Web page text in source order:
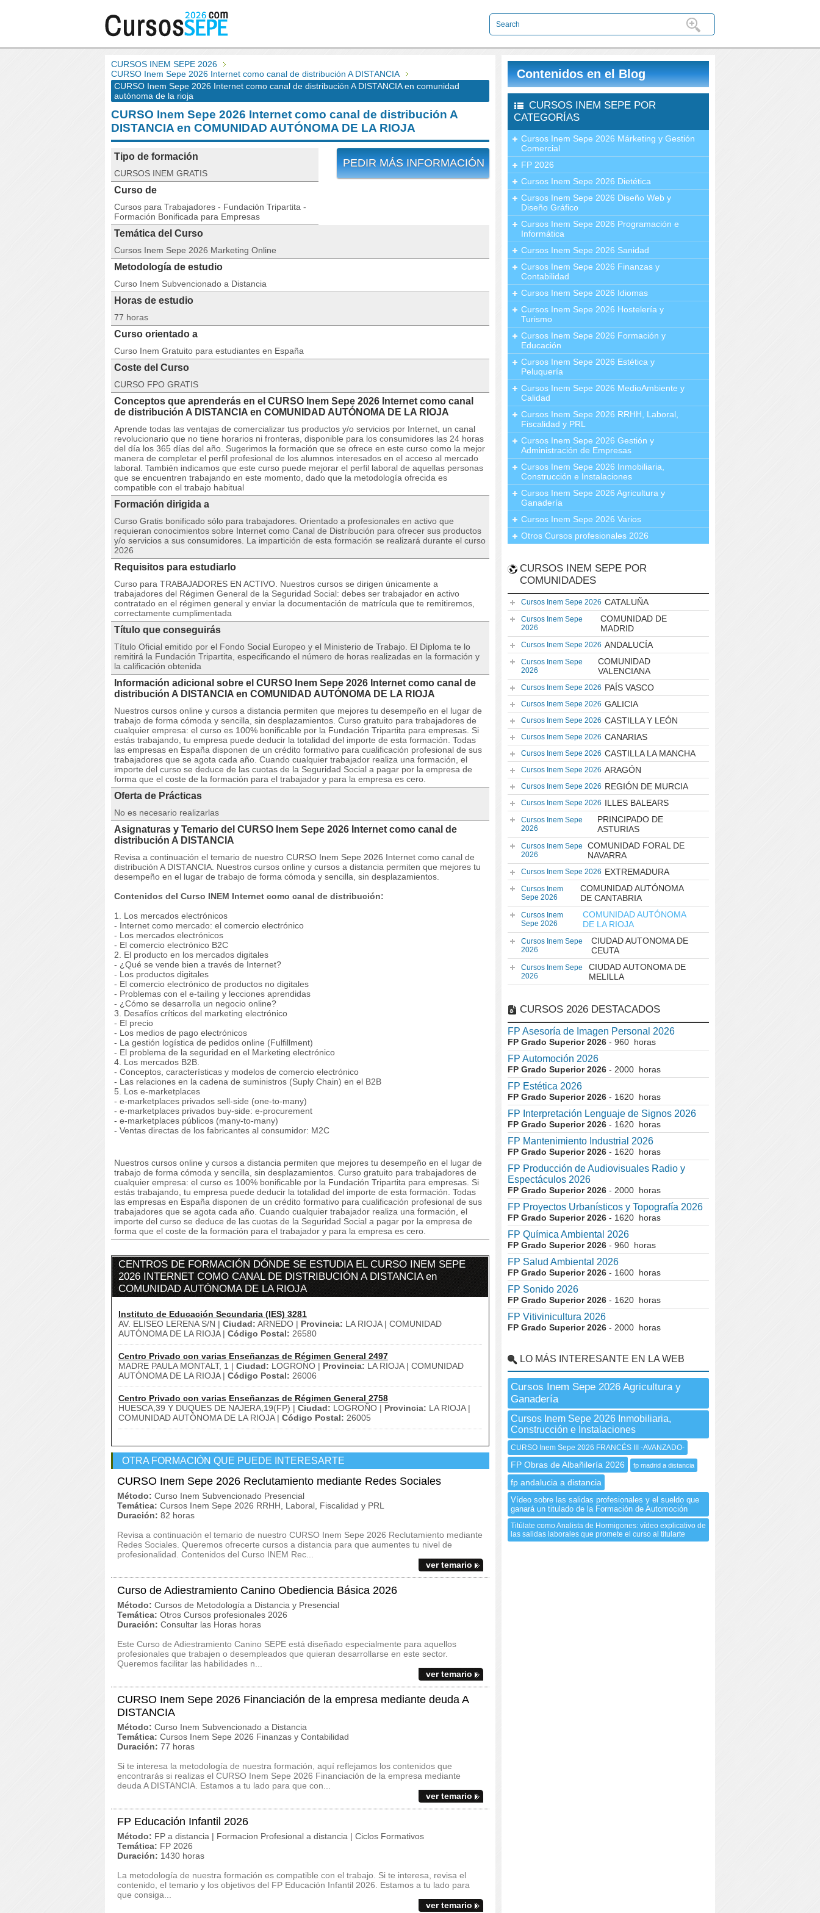
CURSOS INEM SEPE 2026
CURSO Inem Sepe 2026 Internet como canal de distribución A DISTANCIA
CURSO Inem Sepe 2026 Internet como canal de distribución A DISTANCIA en comunidad
autónoma de la rioja
CURSO Inem Sepe 2026 Internet como canal de distribución A
DISTANCIA en COMUNIDAD AUTÓNOMA DE LA RIOJA
PEDIR MÁS INFORMACIÓN
Tipo de formación
CURSOS INEM GRATIS
Curso de
Cursos para Trabajadores - Fundación Tripartita -
Formación Bonificada para Empresas
Temática del Curso
Cursos Inem Sepe 2026 Marketing Online
Metodología de estudio
Curso Inem Subvencionado a Distancia
Horas de estudio
77 horas
Curso orientado a
Curso Inem Gratuito para estudiantes en España
Coste del Curso
CURSO FPO GRATIS
Conceptos que aprenderás en el CURSO Inem Sepe 2026 Internet como canal
de distribución A DISTANCIA en COMUNIDAD AUTÓNOMA DE LA RIOJA
Aprende todas las ventajas de comercializar tus productos y/o servicios por Internet, un canal
revolucionario que no tiene horarios ni fronteras, disponible para los consumidores las 24 horas
del día los 365 días del año. Sugerimos la formación que se ofrece en este curso como la mejor
manera de completar el perfil profesional de los alumnos interesados en el acceso al mercado
laboral. También indicamos que este curso puede mejorar el perfil laboral de aquellas personas
que se encuentren trabajando en este momento, dado que la metodología ofrecida es
compatible con el trabajo habitual
Formación dirigida a
Curso Gratis bonificado sólo para trabajadores. Orientado a profesionales en activo que
requieran conocimientos sobre Internet como Canal de Distribución para ofrecer sus productos
y/o servicios a sus consumidores. La impartición de esta formación se realizará durante el curso
2026
Requisitos para estudiarlo
Curso para TRABAJADORES EN ACTIVO. Nuestros cursos se dirigen únicamente a
trabajadores del Régimen General de la Seguridad Social: debes ser trabajador en activo
contratado en el régimen general y enviar la documentación de matrícula que te remitiremos,
correctamente cumplimentada
Título que conseguirás
Título Oficial emitido por el Fondo Social Europeo y el Ministerio de Trabajo. El Diploma te lo
remitirá la Fundación Tripartita, especificando el número de horas realizadas en la formación y
la calificación obtenida
Información adicional sobre el CURSO Inem Sepe 2026 Internet como canal de
distribución A DISTANCIA en COMUNIDAD AUTÓNOMA DE LA RIOJA
Nuestros cursos online y cursos a distancia permiten que mejores tu desempeño en el lugar de
trabajo de forma cómoda y sencilla, sin desplazamientos. Curso gratuito para trabajadores de
cualquier empresa: el curso es 100% bonificable por la Fundación Tripartita para empresas. Si
estás trabajando, tu empresa puede deducir la totalidad del importe de esta formación. Todas
las empresas en España disponen de un crédito formativo para cualificación profesional de sus
trabajadores que se agota cada año. Cuando cualquier trabajador realiza una formación, el
importe del curso se deduce de las cuotas de la Seguridad Social a pagar por la empresa de
forma que el coste de la formación para el trabajador y para la empresa es cero.
Oferta de Prácticas
No es necesario realizarlas
Asignaturas y Temario del CURSO Inem Sepe 2026 Internet como canal de
distribución A DISTANCIA
Revisa a continuación el temario de nuestro CURSO Inem Sepe 2026 Internet como canal de
distribución A DISTANCIA. Nuestros cursos online y cursos a distancia permiten que mejores tu
desempeño en el lugar de trabajo de forma cómoda y sencilla, sin desplazamientos.
Contenidos del Curso INEM Internet como canal de distribución:
1. Los mercados electrónicos
- Internet como mercado: el comercio electrónico
- Los mercados electrónicos
- El comercio electrónico B2C
2. El producto en los mercados digitales
- ¿Qué se vende bien a través de Internet?
- Los productos digitales
- El comercio electrónico de productos no digitales
- Problemas con el e-tailing y lecciones aprendidas
- ¿Cómo se desarrolla un negocio online?
3. Desafíos críticos del marketing electrónico
- El precio
- Los medios de pago electrónicos
- La gestión logística de pedidos online (Fulfillment)
- El problema de la seguridad en el Marketing electrónico
4. Los mercados B2B.
- Conceptos, características y modelos de comercio electrónico
- Las relaciones en la cadena de suministros (Suply Chain) en el B2B
5. Los e-marketplaces
- e-marketplaces privados sell-side (one-to-many)
- e-marketplaces privados buy-side: e-procurement
- e-marketplaces públicos (many-to-many)
- Ventas directas de los fabricantes al consumidor: M2C
Nuestros cursos online y cursos a distancia permiten que mejores tu desempeño en el lugar de
trabajo de forma cómoda y sencilla, sin desplazamientos. Curso gratuito para trabajadores de
cualquier empresa: el curso es 100% bonificable por la Fundación Tripartita para empresas. Si
estás trabajando, tu empresa puede deducir la totalidad del importe de esta formación. Todas
las empresas en España disponen de un crédito formativo para cualificación profesional de sus
trabajadores que se agota cada año. Cuando cualquier trabajador realiza una formación, el
importe del curso se deduce de las cuotas de la Seguridad Social a pagar por la empresa de
forma que el coste de la formación para el trabajador y para la empresa es cero.
CENTROS DE FORMACIÓN DÓNDE SE ESTUDIA EL CURSO INEM SEPE
2026 INTERNET COMO CANAL DE DISTRIBUCIÓN A DISTANCIA en
COMUNIDAD AUTÓNOMA DE LA RIOJA
Instituto de Educación Secundaria (IES) 3281
AV. ELISEO LERENA S/N | Ciudad: ARNEDO | Provincia: LA RIOJA | COMUNIDAD
AUTÓNOMA DE LA RIOJA | Código Postal: 26580
Centro Privado con varias Enseñanzas de Régimen General 2497
MADRE PAULA MONTALT, 1 | Ciudad: LOGROÑO | Provincia: LA RIOJA | COMUNIDAD
AUTÓNOMA DE LA RIOJA | Código Postal: 26006
Centro Privado con varias Enseñanzas de Régimen General 2758
HUESCA,39 Y DUQUES DE NAJERA,19(FP) | Ciudad: LOGROÑO | Provincia: LA RIOJA |
COMUNIDAD AUTÓNOMA DE LA RIOJA | Código Postal: 26005
OTRA FORMACIÓN QUE PUEDE INTERESARTE
CURSO Inem Sepe 2026 Reclutamiento mediante Redes Sociales
Método: Curso Inem Subvencionado Presencial
Temática: Cursos Inem Sepe 2026 RRHH, Laboral, Fiscalidad y PRL
Duración: 82 horas
Revisa a continuación el temario de nuestro CURSO Inem Sepe 2026 Reclutamiento mediante
Redes Sociales. Queremos ofrecerte cursos a distancia para que aumentes tu nivel de
profesionalidad. Contenidos del Curso INEM Rec...
ver temario
Curso de Adiestramiento Canino Obediencia Básica 2026
Método: Cursos de Metodología a Distancia y Presencial
Temática: Otros Cursos profesionales 2026
Duración: Consultar las Horas horas
Este Curso de Adiestramiento Canino SEPE está diseñado especialmente para aquellos
profesionales que trabajen o desempleados que quieran desarrollarse en este sector.
Queremos facilitar las habilidades n...
ver temario
CURSO Inem Sepe 2026 Financiación de la empresa mediante deuda A
DISTANCIA
Método: Curso Inem Subvencionado a Distancia
Temática: Cursos Inem Sepe 2026 Finanzas y Contabilidad
Duración: 77 horas
Si te interesa la metodología de nuestra formación, aquí reflejamos los contenidos que
encontrarás si realizas el CURSO Inem Sepe 2026 Financiación de la empresa mediante
deuda A DISTANCIA. Estamos a tu lado para que con...
ver temario
FP Educación Infantil 2026
Método: FP a distancia | Formacion Profesional a distancia | Ciclos Formativos
Temática: FP 2026
Duración: 1430 horas
La metodología de nuestra formación es compatible con el trabajo. Si te interesa, revisa el
contenido, el temario y los objetivos del FP Educación Infantil 2026. Estamos a tu lado para
que consiga...
ver temario
Contenidos en el Blog
CURSOS INEM SEPE POR
CATEGORÍAS
Cursos Inem Sepe 2026 Márketing y Gestión
Comercial
FP 2026
Cursos Inem Sepe 2026 Dietética
Cursos Inem Sepe 2026 Diseño Web y
Diseño Gráfico
Cursos Inem Sepe 2026 Programación e
Informática
Cursos Inem Sepe 2026 Sanidad
Cursos Inem Sepe 2026 Finanzas y
Contabilidad
Cursos Inem Sepe 2026 Idiomas
Cursos Inem Sepe 2026 Hostelería y
Turismo
Cursos Inem Sepe 2026 Formación y
Educación
Cursos Inem Sepe 2026 Estética y
Peluquería
Cursos Inem Sepe 2026 MedioAmbiente y
Calidad
Cursos Inem Sepe 2026 RRHH, Laboral,
Fiscalidad y PRL
Cursos Inem Sepe 2026 Gestión y
Administración de Empresas
Cursos Inem Sepe 2026 Inmobiliaria,
Construcción e Instalaciones
Cursos Inem Sepe 2026 Agricultura y
Ganadería
Cursos Inem Sepe 2026 Varios
Otros Cursos profesionales 2026
CURSOS INEM SEPE POR
COMUNIDADES
Cursos Inem Sepe 2026 CATALUÑA
Cursos Inem Sepe
2026
COMUNIDAD DE
MADRID
Cursos Inem Sepe 2026 ANDALUCÍA
Cursos Inem Sepe
2026
COMUNIDAD
VALENCIANA
Cursos Inem Sepe 2026 PAÍS VASCO
Cursos Inem Sepe 2026 GALICIA
Cursos Inem Sepe 2026 CASTILLA Y LEÓN
Cursos Inem Sepe 2026 CANARIAS
Cursos Inem Sepe 2026 CASTILLA LA MANCHA
Cursos Inem Sepe 2026 ARAGÓN
Cursos Inem Sepe 2026 REGIÓN DE MURCIA
Cursos Inem Sepe 2026 ILLES BALEARS
Cursos Inem Sepe
2026
PRINCIPADO DE
ASTURIAS
Cursos Inem Sepe
2026
COMUNIDAD FORAL DE
NAVARRA
Cursos Inem Sepe 2026 EXTREMADURA
Cursos Inem
Sepe 2026
COMUNIDAD AUTÓNOMA
DE CANTABRIA
Cursos Inem
Sepe 2026
COMUNIDAD AUTÓNOMA
DE LA RIOJA
Cursos Inem Sepe
2026
CIUDAD AUTONOMA DE
CEUTA
Cursos Inem Sepe
2026
CIUDAD AUTONOMA DE
MELILLA
CURSOS 2026 DESTACADOS
FP Asesoría de Imagen Personal 2026
FP Grado Superior 2026 - 960 horas
FP Automoción 2026
FP Grado Superior 2026 - 2000 horas
FP Estética 2026
FP Grado Superior 2026 - 1620 horas
FP Interpretación Lenguaje de Signos 2026
FP Grado Superior 2026 - 1620 horas
FP Mantenimiento Industrial 2026
FP Grado Superior 2026 - 1620 horas
FP Producción de Audiovisuales Radio y
Espectáculos 2026
FP Grado Superior 2026 - 2000 horas
FP Proyectos Urbanísticos y Topografía 2026
FP Grado Superior 2026 - 1620 horas
FP Química Ambiental 2026
FP Grado Superior 2026 - 960 horas
FP Salud Ambiental 2026
FP Grado Superior 2026 - 1600 horas
FP Sonido 2026
FP Grado Superior 2026 - 1620 horas
FP Vitivinicultura 2026
FP Grado Superior 2026 - 2000 horas
LO MÁS INTERESANTE EN LA WEB
Cursos Inem Sepe 2026 Agricultura y
Ganadería
Cursos Inem Sepe 2026 Inmobiliaria,
Construcción e Instalaciones
CURSO Inem Sepe 2026 FRANCÉS III -AVANZADO-
FP Obras de Albañilería 2026 fp madrid a distancia
fp andalucia a distancia
Vídeo sobre las salidas profesionales y el sueldo que
ganará un titulado de la Formación de Automoción
Titúlate como Analista de Hormigones: vídeo explicativo de
las salidas laborales que promete el curso al titularte